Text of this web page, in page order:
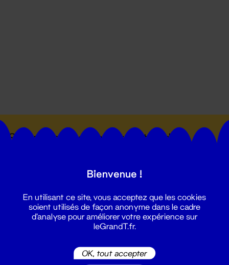
Suivez toutes les actualités du
Bienvenue !
En utilisant ce site, vous acceptez que les cookies
soient utilisés de façon anonyme dans le cadre
d'analyse pour améliorer votre expérience sur
leGrandT.fr.
OK, tout accepter